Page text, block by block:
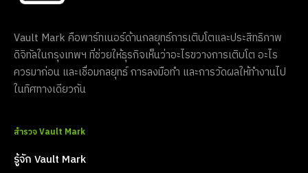
Vault Mark คือพาร์ทเนอร์ด้านกลยุทธ์การเติบโตและประสิทธิภาพ
ดิจิทัลในกรุงเทพฯ ที่ช่วยให้ธุรกิจเห็นว่าอะไรขวางการเติบโต อะไร
ควรมาก่อน และเชื่อมกลยุทธ์ การลงมือทำ และการวัดผลให้ทำงานไป
ในทิศทางเดียวกัน
สำรวจ Vault Mark
รู้จัก Vault Mark